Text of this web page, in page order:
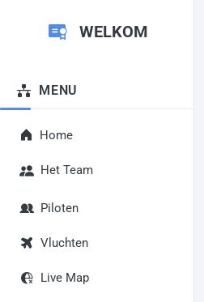
WELKOM
MENU
Home
Het Team
Piloten
Vluchten
Live Map